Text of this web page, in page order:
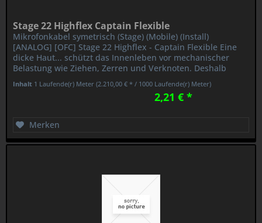
Stage 22 Highflex Captain Flexible
Mikrofonkabel symetrisch (Stage) (Mobile) (Install)
[ANALOG] [OFC] Stage 22 Highflex - Captain Flexible Eine
dicke Haut... schützt das Innenleben vor mechanischer
Belastung wie Ziehen, Zerren und Verknoten. Deshalb
Inhalt 1 Laufende(r) Meter(2.210,00 € * / 1000 Laufende(r) Meter)
2,21 € *
Merken